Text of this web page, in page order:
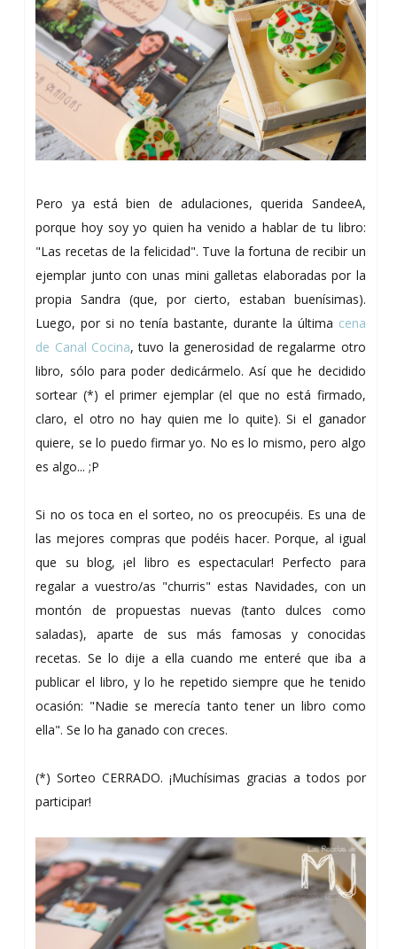
Pero ya está bien de adulaciones, querida SandeeA,
porque hoy soy yo quien ha venido a hablar de tu libro:
"Las recetas de la felicidad". Tuve la fortuna de recibir un
ejemplar junto con unas mini galletas elaboradas por la
propia Sandra (que, por cierto, estaban buenísimas).
Luego, por si no tenía bastante, durante la última cena
de Canal Cocina, tuvo la generosidad de regalarme otro
libro, sólo para poder dedicármelo. Así que he decidido
sortear (*) el primer ejemplar (el que no está firmado,
claro, el otro no hay quien me lo quite). Si el ganador
quiere, se lo puedo firmar yo. No es lo mismo, pero algo
es algo... ;P
Si no os toca en el sorteo, no os preocupéis. Es una de
las mejores compras que podéis hacer. Porque, al igual
que su blog, ¡el libro es espectacular! Perfecto para
regalar a vuestro/as "churris" estas Navidades, con un
montón de propuestas nuevas (tanto dulces como
saladas), aparte de sus más famosas y conocidas
recetas. Se lo dije a ella cuando me enteré que iba a
publicar el libro, y lo he repetido siempre que he tenido
ocasión: "Nadie se merecía tanto tener un libro como
ella". Se lo ha ganado con creces.
(*) Sorteo CERRADO. ¡Muchísimas gracias a todos por
participar!